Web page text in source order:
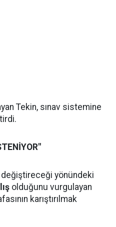
Tekin, sınav sistemine
değiştireceği yönündeki
olduğunu vurgulayan
karıştırılmak